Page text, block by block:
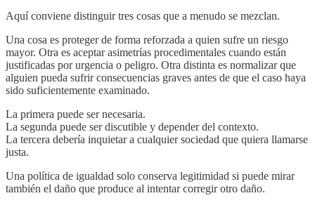
Aquí conviene distinguir tres cosas que a menudo se mezclan.
Una cosa es proteger de forma reforzada a quien sufre un riesgo
mayor. Otra es aceptar asimetrías procedimentales cuando están
justificadas por urgencia o peligro. Otra distinta es normalizar que
alguien pueda sufrir consecuencias graves antes de que el caso haya
sido suficientemente examinado.
La primera puede ser necesaria.
La segunda puede ser discutible y depender del contexto.
La tercera debería inquietar a cualquier sociedad que quiera llamarse
justa.
Una política de igualdad solo conserva legitimidad si puede mirar
también el daño que produce al intentar corregir otro daño.